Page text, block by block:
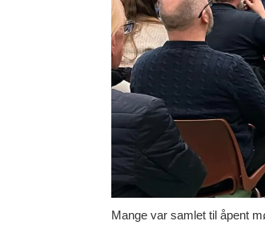
Mange var samlet til åpent